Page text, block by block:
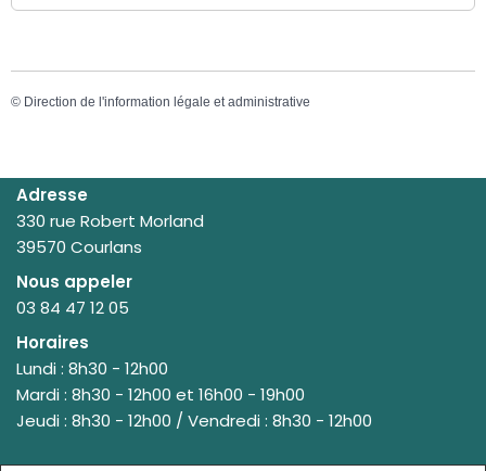
© Direction de l'information légale et administrative
Adresse
330 rue Robert Morland
39570 Courlans
Nous appeler
03 84 47 12 05
Horaires
Lundi : 8h30 - 12h00
Mardi : 8h30 - 12h00 et 16h00 - 19h00
Jeudi : 8h30 - 12h00 / Vendredi : 8h30 - 12h00